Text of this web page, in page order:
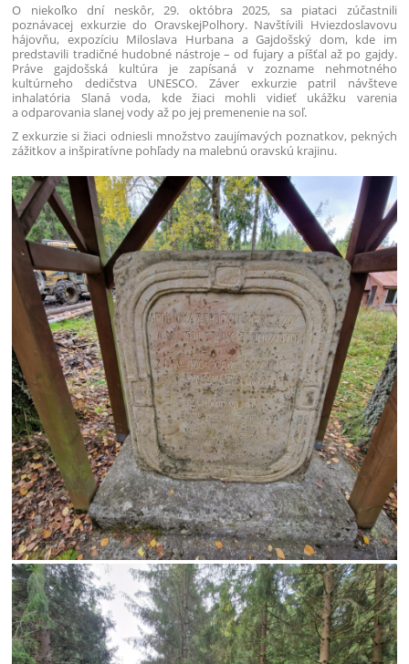
O niekoľko dní neskôr, 29. októbra 2025, sa piataci zúčastnili
poznávacej exkurzie do OravskejPolhory. Navštívili Hviezdoslavovu
hájovňu, expozíciu Miloslava Hurbana a Gajdošský dom, kde im
predstavili tradičné hudobné nástroje – od fujary a píšťal až po gajdy.
Práve gajdošská kultúra je zapísaná v zozname nehmotného
kultúrneho dedičstva UNESCO. Záver exkurzie patril návšteve
inhalatória Slaná voda, kde žiaci mohli vidieť ukážku varenia
a odparovania slanej vody až po jej premenenie na soľ.
Z exkurzie si žiaci odniesli množstvo zaujímavých poznatkov, pekných
zážitkov a inšpiratívne pohľady na malebnú oravskú krajinu.